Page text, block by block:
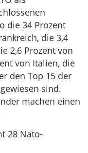
die 34 Prozent
die 3,4
2,6 Prozent von
von Italien, die
den Top 15 der
sind.
machen einen
28 Nato-